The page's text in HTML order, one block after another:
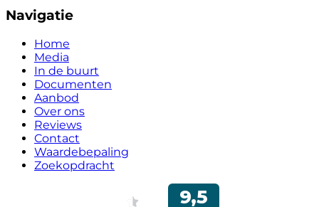
Navigatie
Home
Media
In de buurt
Documenten
Aanbod
Over ons
Reviews
Contact
Waardebepaling
Zoekopdracht